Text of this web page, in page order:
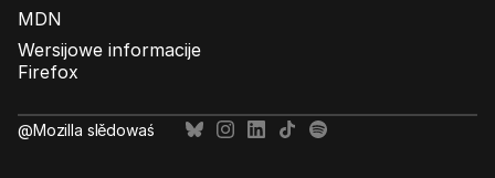
MDN
Wersijowe informacije
Firefox
@Mozilla slědowaś